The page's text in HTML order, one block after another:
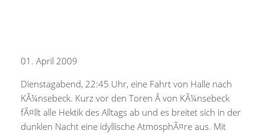
01. April 2009
Dienstagabend, 22:45 Uhr, eine Fahrt von Halle nach
KÃ¼nsebeck. Kurz vor den Toren Â von KÃ¼nsebeck
fÃ¤llt alle Hektik des Alltags ab und es breitet sich in der
dunklen Nacht eine idyllische AtmosphÃ¤re aus. Mit